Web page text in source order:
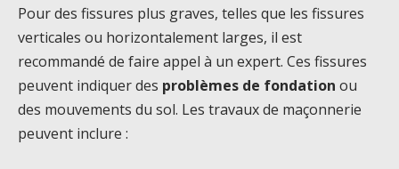
Pour des fissures plus graves, telles que les fissures
verticales ou horizontalement larges, il est
recommandé de faire appel à un expert. Ces fissures
peuvent indiquer des problèmes de fondation ou
des mouvements du sol. Les travaux de maçonnerie
peuvent inclure :